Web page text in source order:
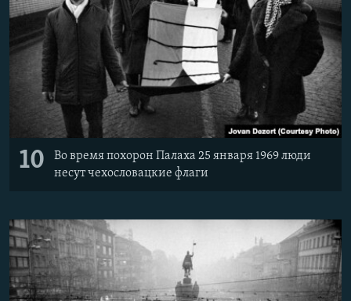
10
Во время похорон Палаха 25 января 1969 люди
несут чехословацкие флаги